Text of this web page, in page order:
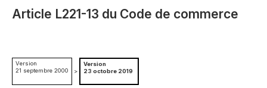
Article L221-13 du Code de commerce
Version
21 septembre 2000
>
Version
23 octobre 2019